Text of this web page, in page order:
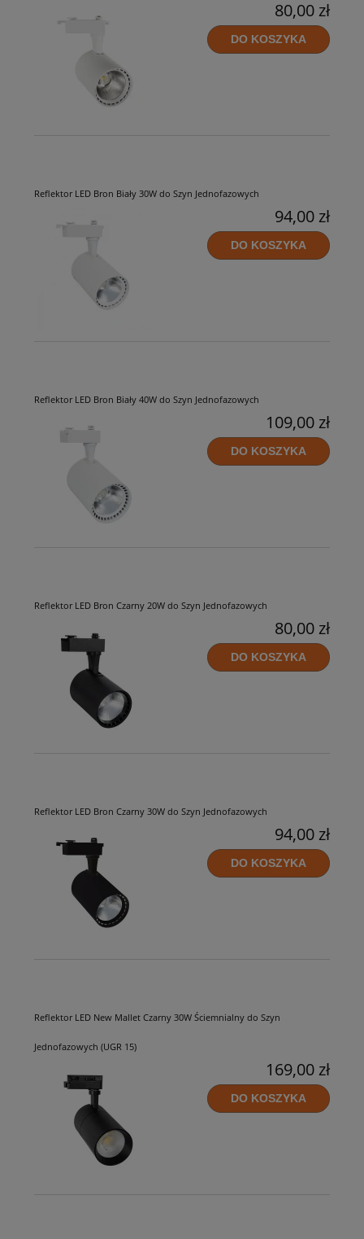
80,00 zł
DO KOSZYKA
Reflektor LED Bron Biały 30W do Szyn Jednofazowych
94,00 zł
DO KOSZYKA
Reflektor LED Bron Biały 40W do Szyn Jednofazowych
109,00 zł
DO KOSZYKA
Reflektor LED Bron Czarny 20W do Szyn Jednofazowych
80,00 zł
DO KOSZYKA
Reflektor LED Bron Czarny 30W do Szyn Jednofazowych
94,00 zł
DO KOSZYKA
Reflektor LED New Mallet Czarny 30W Ściemnialny do Szyn
Jednofazowych (UGR 15)
169,00 zł
DO KOSZYKA